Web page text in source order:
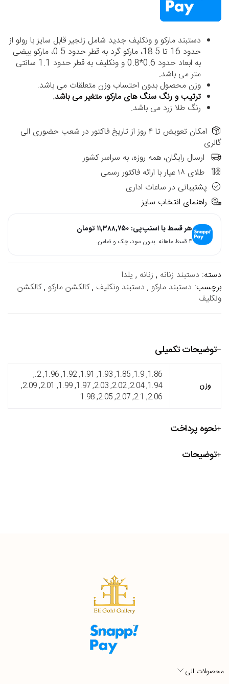
دستبند مارکو و ونکلیف جدید شامل زنجیر قابل سایز با رولو از
حدود 16 تا 18.5، مارکو گرد به قطر حدود 0.5، مارکو بیضی
به ابعاد حدود 0.6*0.8 و ونکلیف به قطر حدود 1.1 سانتی
متر می باشد.
وزن محصول بدون احتساب وزن متعلقات می باشد.
ترتیب و رنگ سنگ های مارکو، متغیر می باشد.
رنگ طلا زرد می باشد.
امکان تعویض تا ۴ روز از تاریخ فاکتور در شعب حضوری الی
گالری
ارسال رایگان، همه روزه، به سراسر کشور
طلای ۱۸ عیار با ارائه فاکتور رسمی
پشتیبانی در ساعات اداری
راهنمای انتخاب سایز
هر قسط با اسنپ‌پی: ۱۱,۳۸۸,۷۵۰ تومان
۴ قسط ماهانه. بدون سود، چک و ضامن.
دسته: دستبند زنانه , زنانه , یلدا
برچسب: دستبند مارکو , دستبند ونکلیف ,کالکشن مارکو ,کالکشن
ونکلیف
توضیحات تکمیلی
وزن
1.86, 1.9, 1.85, 1.93, 1.91, 1.92, 1.96, 2.,
1.94, 2.04, 2.02, 2.03, 1.97, 1.99, 2.01, 2.09,
2.06, 2.1, 2.07, 2.05, 1.98
نحوه پرداخت
توضیحات
محصولات الی